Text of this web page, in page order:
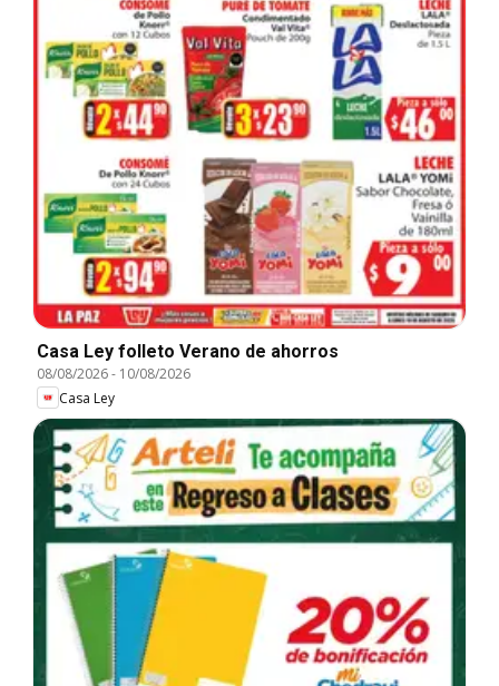
Casa Ley folleto Verano de ahorros
08/08/2026- 10/08/2026
Casa Ley